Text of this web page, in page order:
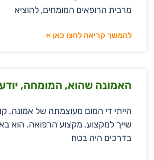
מרבית הרופאים המומחים, להוציא
להמשך קריאה לחצו כאן »
האמונה שהוא, המומחה,
הייתי די המום מעוצמתה של אמונה.
שייך למקצוע. מקצוע הרפואה. הוא
בדרכים היה בטח